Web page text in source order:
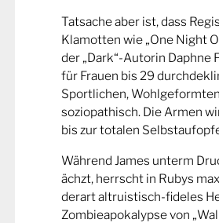
Tatsache aber ist, dass
Klamotten wie „One Night
der „Dark“-Autorin
für Frauen bis 29
Sportlichen,
soziopathisch. Die Armen
bis zur totalen
Während James unterm
ächzt, herrscht in Rubys
derart altruistisch-fideles
Zombieapokalypse von